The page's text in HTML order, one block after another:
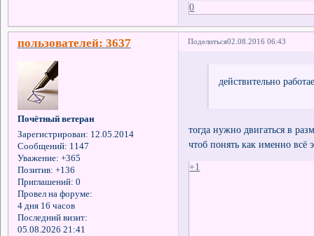
0
Поделиться02.08.2016 06:43
пользователей: 3637
Почётный ветеран
Зарегистрирован: 12.05.2014
Сообщений: 1147
Уважение: +365
Позитив: +136
Приглашений: 0
Провел на форуме:
4 дня 16 часов
Последний визит:
05.08.2026 21:41
действительно
тогда нужно двигаться в
чтоб понять как именно всё
+1